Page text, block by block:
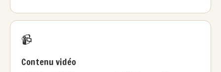
📹
Contenu vidéo